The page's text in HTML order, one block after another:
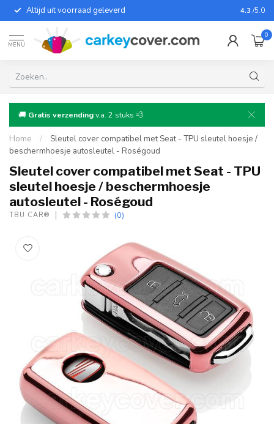
Altijd uit voorraad geleverd Voor
4.3 /5.0
MENU
0
🚚 Gratis verzendingv.a. 2 stuks 💨
Home /
Sleutel cover compatibel met Seat - TPU sleutel hoesje /
beschermhoesje autosleutel - Roségoud
Sleutel cover compatibel met Seat - TPU
sleutel hoesje / beschermhoesje
autosleutel - Roségoud
TBU CAR® (0)